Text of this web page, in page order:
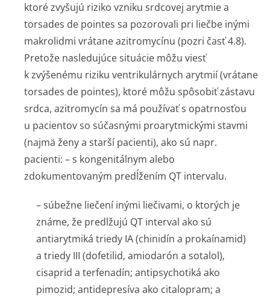
ktoré zvyšujú riziko vzniku srdcovej arytmie a
torsades de pointes sa pozorovali pri liečbe inými
makrolidmi vrátane azitromycínu (pozri časť 4.8).
Pretože nasledujúce situácie môžu viesť
k zvýšenému riziku ventrikulárnych arytmií (vrátane
torsades de pointes), ktoré môžu spôsobiť zástavu
srdca, azitromycín sa má používať s opatrnosťou
u pacientov so súčasnými proarytmickými stavmi
(najmä ženy a starší pacienti), ako sú napr.
pacienti: – s kongenitálnym alebo
zdokumentovaným predĺžením QT intervalu.
– súbežne liečení inými liečivami, o ktorých je
známe, že predlžujú QT interval ako sú
antiarytmiká triedy IA (chinidín a prokaínamid)
a triedy III (dofetilid, amiodarón a sotalol),
cisaprid a terfenadín; antipsychotiká ako
pimozid; antidepresíva ako citalopram; a